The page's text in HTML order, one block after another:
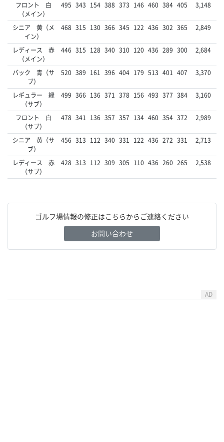
フロント 白
（メイン）
495 343 154 388 373 146 460 384 405 3,148
シニア 黄（メ
イン）
468 315 130 366 345 122 436 302 365 2,849
レディース 赤
（メイン）
446 315 128 340 310 120 436 289 300 2,684
バック 青（サ
ブ）
520 389 161 396 404 179 513 401 407 3,370
レギュラー 緑
（サブ）
499 366 136 371 378 156 493 377 384 3,160
フロント 白
（サブ）
478 341 136 357 357 134 460 354 372 2,989
シニア 黄（サ
ブ）
456 313 112 340 331 122 436 272 331 2,713
レディース 赤
（サブ）
428 313 112 309 305 110 436 260 265 2,538
ゴルフ場情報の修正はこちらからご連絡ください
お問い合わせ
AD